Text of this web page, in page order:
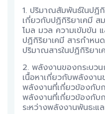
1. ปริมาณสัมพันธ์ในปฏิ
เกี่ยวกับปฏิกิริยาเคมี ส
โมล มวล ความเข้มข้น
ปฏิกิริยาเคมี สารกำหน
ปริมาณสารในปฏิกิริยา
2. พลังงานของกระบว
เนื้อหาเกี่ยวกับพลังงา
พลังงานที่เกี่ยวข้องกับ
พลังงานที่เกี่ยวข้องกับ
ระหว่างพลังงานพันธะ